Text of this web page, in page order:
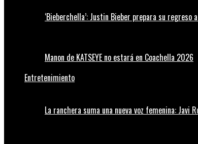
‘Bieberchella’: Justin Bieber prepara su regreso
Manon de KATSEYE no estará en Coachella 2026
Entretenimiento
La ranchera suma una nueva voz femenina: Javi